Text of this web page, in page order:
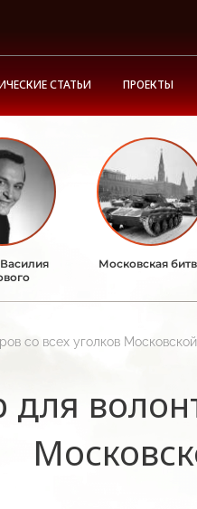
СТАТЬИ ПРОЕКТЫ
Московская
со всех уголков